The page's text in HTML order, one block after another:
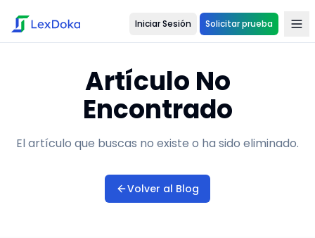
Iniciar Sesión Solicitar prueba
Artículo No
Encontrado
El artículo que buscas no existe o ha sido eliminado.
Volver al Blog